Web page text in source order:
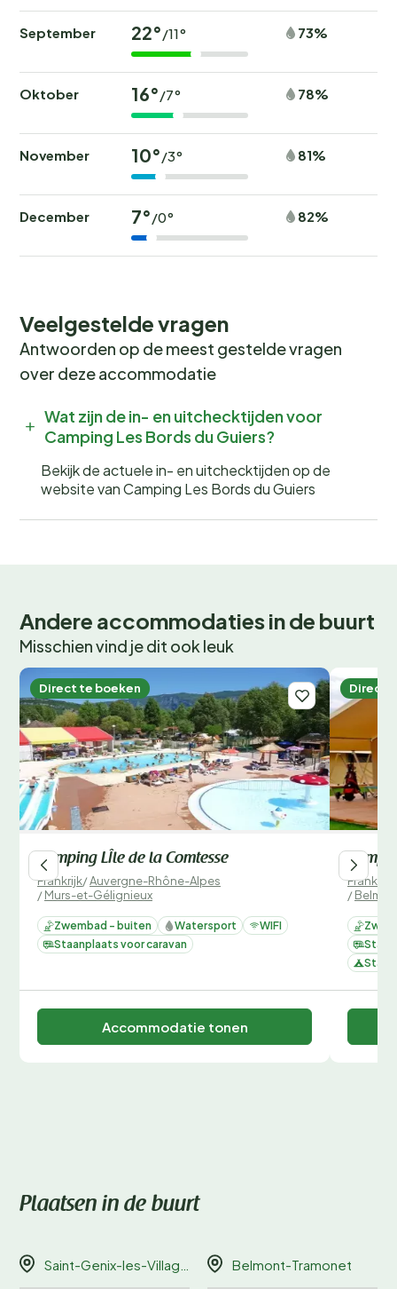
September 22°/11° 73%
Oktober 16°/7° 78%
November 10°/3° 81%
December 7°/0° 82%
Veelgestelde vragen
Antwoorden op de meest gestelde vragen
over deze accommodatie
Wat zijn de in- en uitchecktijden voor
Camping Les Bords du Guiers?
Bekijk de actuele in- en uitchecktijden op de
website van Camping Les Bords du Guiers
Andere accommodaties in de buurt
Misschien vind je dit ook leuk
Direct te boeken
Camping LÎle de la Comtesse
Frankrijk/Auvergne-Rhône-Alpes
/Murs-et-Gélignieux
Zwembad - buiten Watersport
WIFI
Staanplaats voor caravan
Accommodatie tonen
Direct
Frankrijk
/
Plaatsen in de buurt
Saint-Genix-les-Villages Belmont-Tramonet